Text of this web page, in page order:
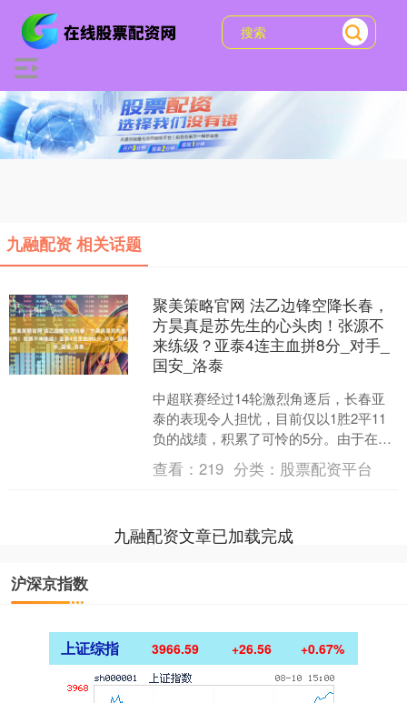
九融配资 相关话题
聚美策略官网 法乙边锋空降长春，
方昊真是苏先生的心头肉！张源不
来练级？亚泰4连主血拼8分_对手_
国安_洛泰
中超联赛经过14轮激烈角逐后，长春亚
泰的表现令人担忧，目前仅以1胜2平11
负的战绩，积累了可怜的5分。由于在积
分榜上落后倒数第三名梅州客家7分，距
离倒数第二名青....
查看：219 分类： 股票配资平台
九融配资文章已加载完成
沪深京指数
上证综指 3966.59 +26.56 +0.67%